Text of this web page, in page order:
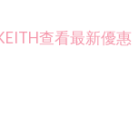
查看最新優惠